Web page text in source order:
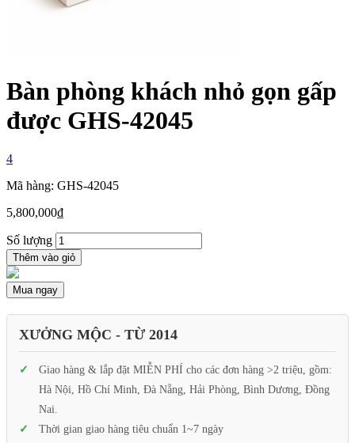
Bàn phòng khách nhỏ gọn gấp
được GHS-42045
4
Mã hàng: GHS-42045
5,800,000₫
Số lượng
Thêm vào giỏ
Mua ngay
XƯỞNG MỘC - TỪ 2014
Giao hàng & lắp đặt MIỄN PHÍ cho các đơn hàng >2 triệu, gồm:
Hà Nội, Hồ Chí Minh, Đà Nẵng, Hải Phòng, Bình Dương, Đồng
Nai.
Thời gian giao hàng tiêu chuẩn 1~7 ngày